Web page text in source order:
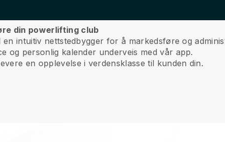
din powerlifting club
en intuitiv nettstedbygger for å markedsføre og
og personlig kalender underveis med vår app.
en opplevelse i verdensklasse til kunden din.